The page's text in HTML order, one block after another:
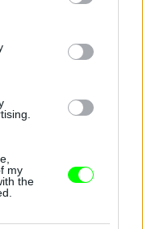
third-party tags to
in below Google
my
the